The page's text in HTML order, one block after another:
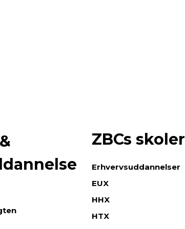
ZBCs skoler
Erhvervsuddannelser
EUX
HHX
HTX